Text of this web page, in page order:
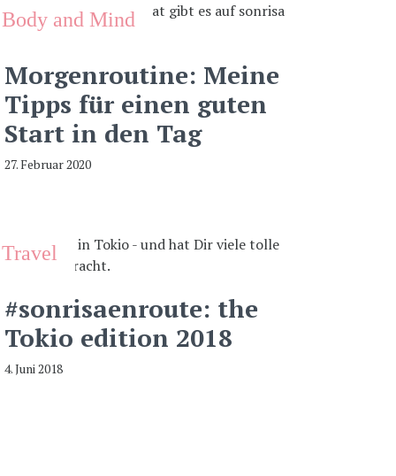
Body and Mind
Morgenroutine: Meine
Tipps für einen guten
Start in den Tag
27. Februar 2020
Travel
#sonrisaenroute: the
Tokio edition 2018
4. Juni 2018